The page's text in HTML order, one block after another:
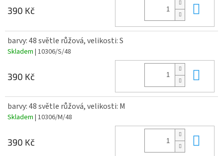
390 Kč
barvy: 48 světle růžová, velikosti: S
Skladem | 10306/S/48
390 Kč
barvy: 48 světle růžová, velikosti: M
Skladem | 10306/M/48
390 Kč